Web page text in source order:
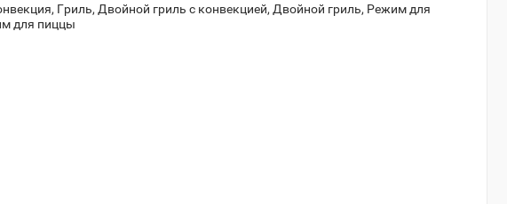
Гриль, Двойной гриль с конвекцией, Двойной гриль, Режим для
для пиццы